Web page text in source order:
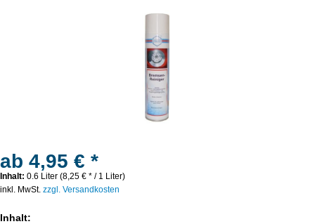
ab 4,95 € *
Inhalt: 0.6 Liter (8,25 € * / 1 Liter)
inkl. MwSt. zzgl. Versandkosten
Inhalt: